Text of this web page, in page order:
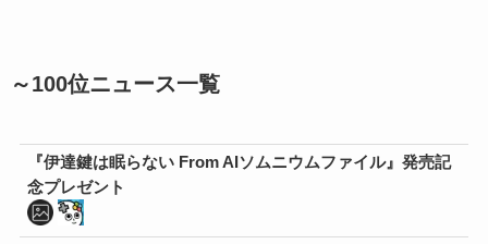
～100位ニュース一覧
『伊達鍵は眠らない From AIソムニウムファイル』発売記
念プレゼント